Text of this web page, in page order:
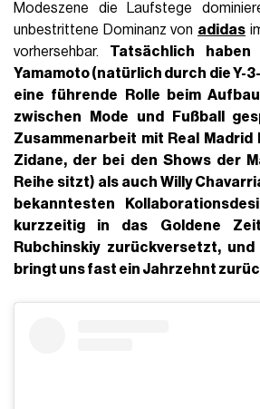
Modeszene die Laufstege
unbestrittene Dominanz von adidas
vorhersehbar. Tatsächlich
Yamamoto(natürlich durch die Y-
eine führende Rolle beim
zwischen Mode und Fußball
Zusammenarbeit mit Real Madrid
Zidane, der bei den Shows der
Reihe sitzt) als auch Willy
bekanntesten
kurzzeitig in das Goldene
Rubchinskiy zurückversetzt,
bringt uns fast ein Jahrzehnt